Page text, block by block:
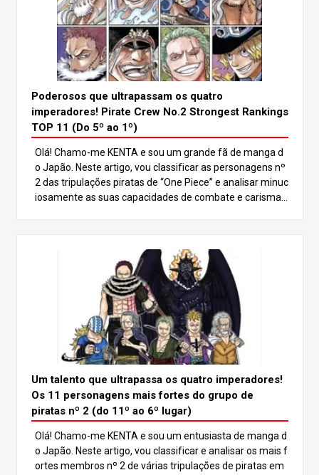
Poderosos que ultrapassam os quatro
imperadores! Pirate Crew No.2 Strongest Rankings
TOP 11 (Do 5º ao 1º)
Olá! Chamo-me KENTA e sou um grande fã de manga d
o Japão. Neste artigo, vou classificar as personagens nº
2 das tripulações piratas de “One Piece” e analisar minuc
iosamente as suas capacidades de combate e carisma.
stem muitas personagens poderosas, mas os No.2 das t
ripulações piratas são especialmente notáveis pelas sua
s imensas capacidades de combate. Estas personagens
são muitas vezes iguais à força do seu capitão, que está
tipicamente entre as figuras mais fortes como os Quatr
o Imperadores ou os Sete Senhores da Guerra do Mar, d
esempenhando um papel vital no avanço da história. Ne
ste artigo, vamos mergulhar a fundo nas personagens n
º 2 mais fortes e classificar as 11 melhores. Vamos anali
sar o estilo de luta e as caraterísticas de cada um para d
eterminar quem é o mais forte! Vamos começar com as
classificações! Não vais querer perder isto! 5º lugar: Sab
o Sabo, o número 2 do Exército Revolucionário, é conhec
ido como o irmão jurado de Luffy e Ace. A sua força resi
de no seu estilo de combate versátil, utilizando artes ma
Um talento que ultrapassa os quatro imperadores!
Os 11 personagens mais fortes do grupo de
piratas nº 2 (do 11º ao 6º lugar)
Olá! Chamo-me KENTA e sou um entusiasta de manga d
o Japão. Neste artigo, vou classificar e analisar os mais f
ortes membros nº 2 de várias tripulações de piratas em